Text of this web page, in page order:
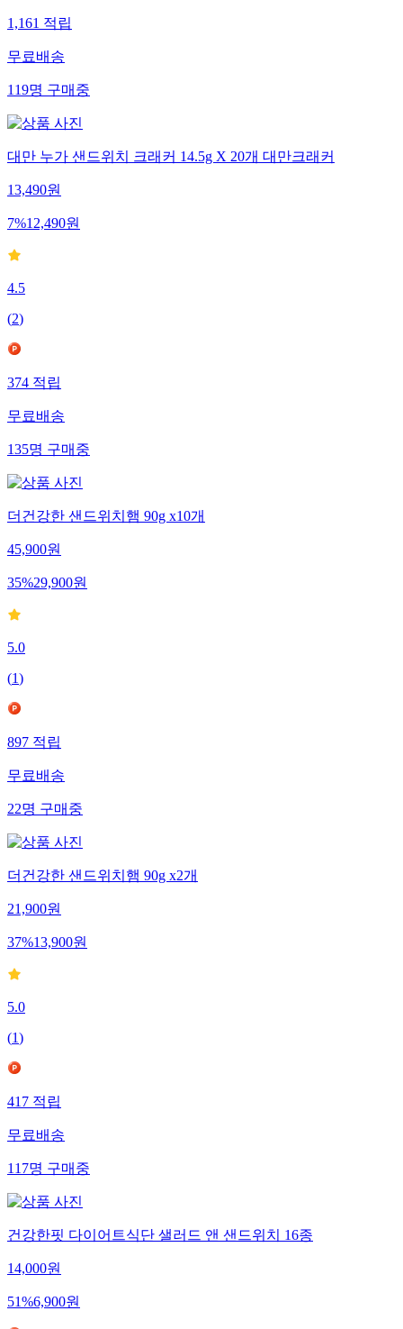
1,161적립
무료배송
119명구매중
대만 누가 샌드위치 크래커 14.5g X 20개 대만크래커
13,490원
7%12,490원
4.5
(2)
374적립
무료배송
135명구매중
더건강한 샌드위치햄 90g x10개
45,900원
35%29,900원
5.0
(1)
897적립
무료배송
22명구매중
더건강한 샌드위치햄 90g x2개
21,900원
37%13,900원
5.0
(1)
417적립
무료배송
117명구매중
건강한핏 다이어트식단 샐러드 앤 샌드위치 16종
14,000원
51%6,900원